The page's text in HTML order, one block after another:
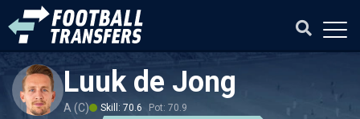
Luuk de Jong
A (C) Skill: 70.6 Pot: 70.9